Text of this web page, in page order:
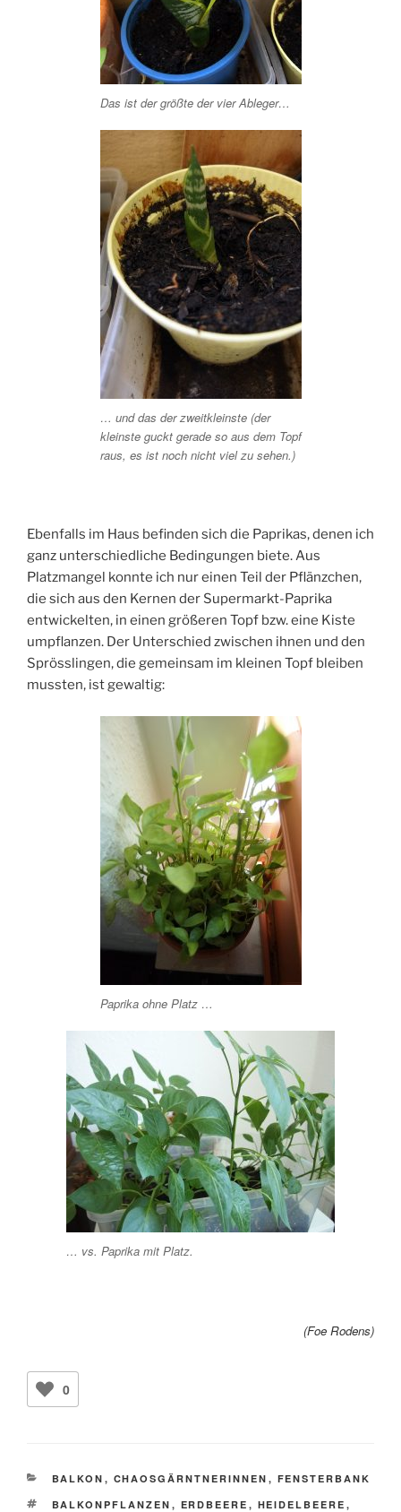
Das ist der größte der vier Ableger…
… und das der zweitkleinste (der
kleinste guckt gerade so aus dem Topf
raus, es ist noch nicht viel zu sehen.)
Ebenfalls im Haus befinden sich die Paprikas, denen ich
ganz unterschiedliche Bedingungen biete. Aus
Platzmangel konnte ich nur einen Teil der Pflänzchen,
die sich aus den Kernen der Supermarkt-Paprika
entwickelten, in einen größeren Topf bzw. eine Kiste
umpflanzen. Der Unterschied zwischen ihnen und den
Sprösslingen, die gemeinsam im kleinen Topf bleiben
mussten, ist gewaltig:
Paprika ohne Platz …
… vs. Paprika mit Platz.
(Foe Rodens)
0
KATEGORIEN
BALKON , CHAOSGÄRNTNERINNEN , FENSTERBANK
SCHLAGWÖRTER
BALKONPFLANZEN , ERDBEERE , HEIDELBEERE ,